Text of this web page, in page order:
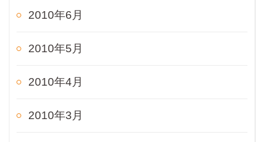
2010年6月
2010年5月
2010年4月
2010年3月